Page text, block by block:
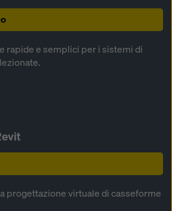
rapide e semplici per i sistemi di
progettazione virtuale di casseforme